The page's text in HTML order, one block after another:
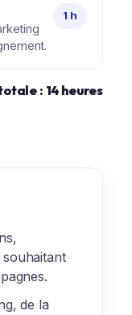
1 h
: 14 heures
de la